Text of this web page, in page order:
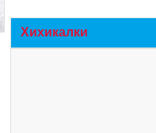
Хихикалки